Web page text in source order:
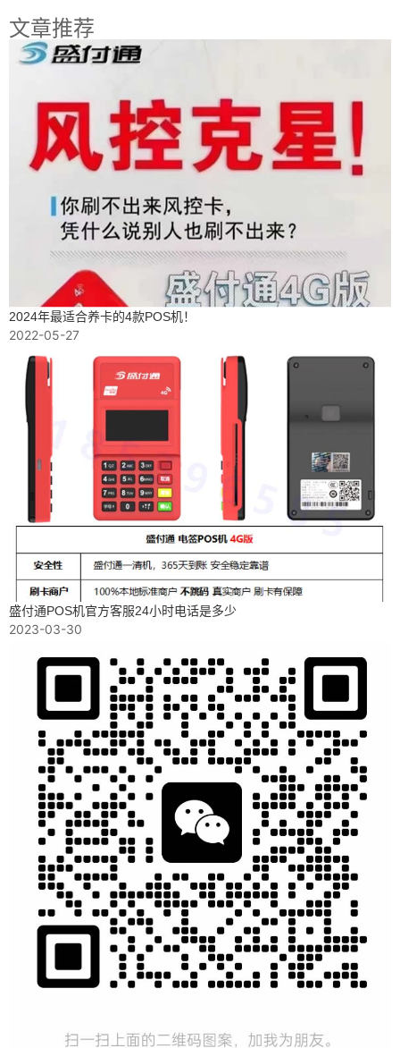
文章推荐
2024年最适合养卡的4款POS机！
2022-05-27
盛付通POS机官方客服24小时电话是多少
2023-03-30